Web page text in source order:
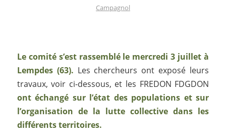
Campagnol
Le comité s’est rassemblé le mercredi 3 juillet à
Lempdes (63). Les chercheurs ont exposé leurs
travaux, voir ci-dessous, et les FREDON FDGDON
ont échangé sur l’état des populations et sur
l’organisation de la lutte collective dans les
différents territoires.